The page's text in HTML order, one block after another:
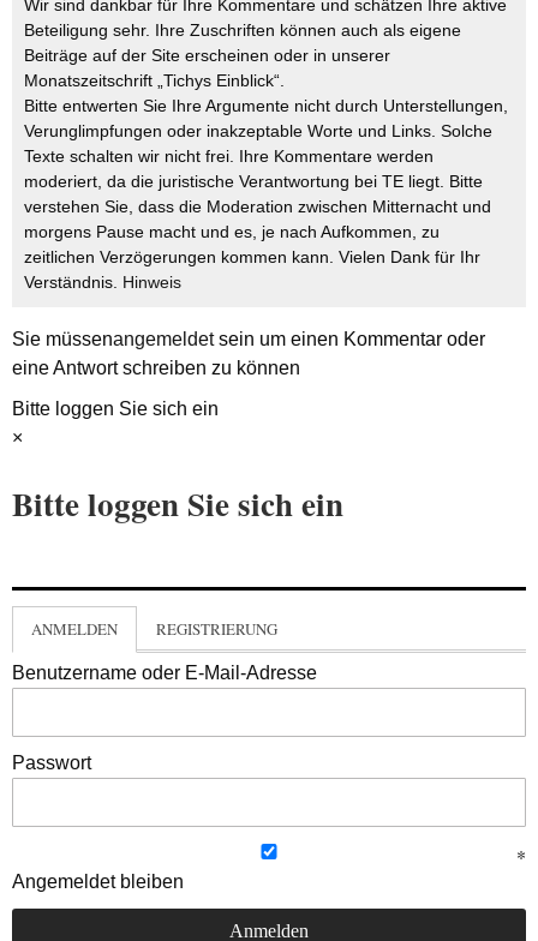
Wir sind dankbar für Ihre Kommentare und schätzen Ihre aktive
Beteiligung sehr. Ihre Zuschriften können auch als eigene
Beiträge auf der Site erscheinen oder in unserer
Monatszeitschrift „Tichys Einblick“.
Bitte entwerten Sie Ihre Argumente nicht durch Unterstellungen,
Verunglimpfungen oder inakzeptable Worte und Links. Solche
Texte schalten wir nicht frei. Ihre Kommentare werden
moderiert, da die juristische Verantwortung bei TE liegt. Bitte
verstehen Sie, dass die Moderation zwischen Mitternacht und
morgens Pause macht und es, je nach Aufkommen, zu
zeitlichen Verzögerungen kommen kann. Vielen Dank für Ihr
Verständnis. Hinweis
Sie müssenangemeldetsein um einen Kommentar oder
eine Antwort schreiben zu können
Bitte loggen Sie sich ein
×
Bitte loggen Sie sich ein
ANMELDEN REGISTRIERUNG
Benutzername oder E-Mail-Adresse
Passwort
Angemeldet bleiben